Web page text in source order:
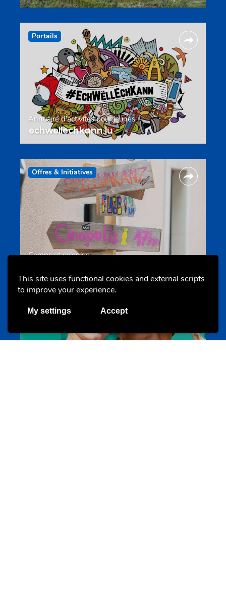
This site uses functional cookies and external scripts
to improve your experience.
My settings Accept
Portails
Annuaire d’activités pour jeunes
echwellechkann.lu
Offres & Initiatives
Camps et colonies
Evenements